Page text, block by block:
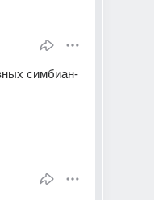
симбиан-